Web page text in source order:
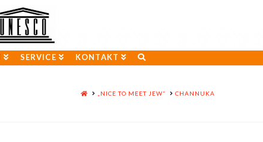
SERVICE KONTAKT
HOME„NICE TO MEET JEW“ CHANNUKA